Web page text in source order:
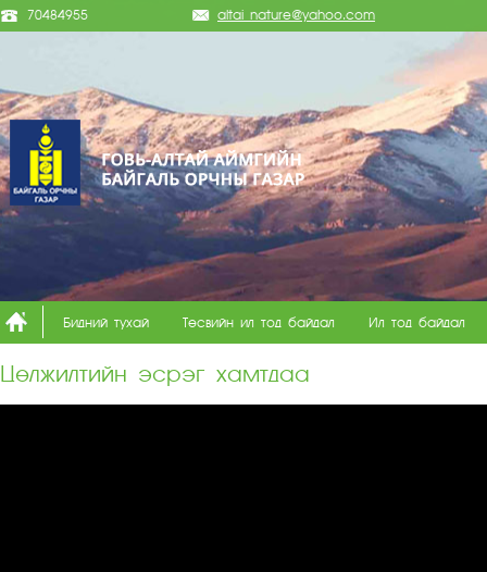
70484955 altai_nature@yahoo.com
Бидний тухай Төсвийн ил тод байдал Ил тод байдал
Цөлжилтийн эсрэг хамтдаа